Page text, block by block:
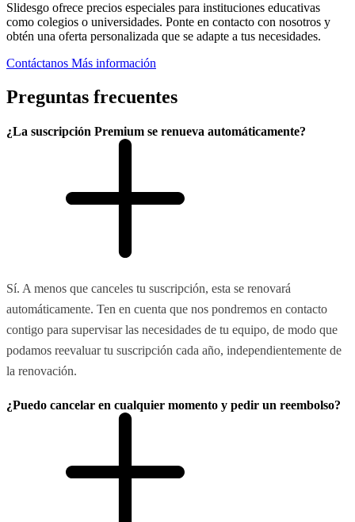
Slidesgo ofrece precios especiales para instituciones educativas
como colegios o universidades. Ponte en contacto con nosotros y
obtén una oferta personalizada que se adapte a tus necesidades.
Contáctanos Más información
Preguntas frecuentes
¿La suscripción Premium se renueva automáticamente?
Sí. A menos que canceles tu suscripción, esta se renovará
automáticamente. Ten en cuenta que nos pondremos en contacto
contigo para supervisar las necesidades de tu equipo, de modo que
podamos reevaluar tu suscripción cada año, independientemente de
la renovación.
¿Puedo cancelar en cualquier momento y pedir un reembolso?